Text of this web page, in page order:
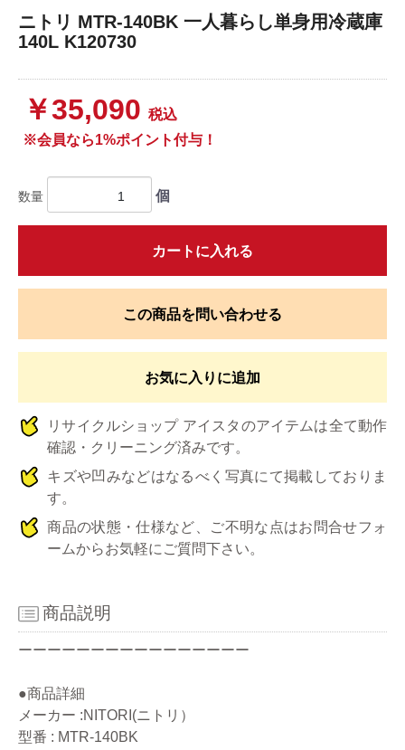
ニトリ MTR-140BK 一人暮らし単身用冷蔵庫
140L K120730
￥35,090 税込
※会員なら1%ポイント付与！
数量 個
カートに入れる
この商品を問い合わせる
お気に入りに追加
リサイクルショップ アイスタのアイテムは全て動作
確認・クリーニング済みです。
キズや凹みなどはなるべく写真にて掲載しておりま
す。
商品の状態・仕様など、ご不明な点はお問合せフォ
ームからお気軽にご質問下さい。
商品説明
ーーーーーーーーーーーーーーーー
●商品詳細
メーカー :NITORI(ニトリ）
型番 : MTR-140BK